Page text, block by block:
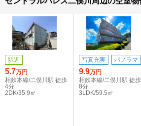
駅近
5.7万円
相鉄本線/二俣川駅 徒歩
4分
2DK/35.9㎡
写真充実 パノラマ
9.9万円
相鉄本線/二俣川駅 徒歩
8分
3LDK/59.5㎡